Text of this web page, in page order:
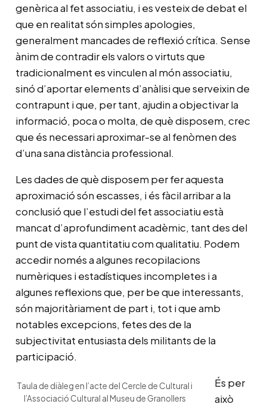
genèrica al fet associatiu, i es vesteix de debat el
que en realitat són simples apologies,
generalment mancades de reflexió crítica. Sense
ànim de contradir els valors o virtuts que
tradicionalment es vinculen al món associatiu,
sinó d’aportar elements d’anàlisi que serveixin de
contrapunt i que, per tant, ajudin a objectivar la
informació, poca o molta, de què disposem, crec
que és necessari aproximar-se al fenòmen des
d’una sana distància professional.
Les dades de què disposem per fer aquesta
aproximació són escasses, i és fàcil arribar a la
conclusió que l’estudi del fet associatiu està
mancat d’aprofundiment acadèmic, tant des del
punt de vista quantitatiu com qualitatiu. Podem
accedir només a algunes recopilacions
numèriques i estadístiques incompletes i a
algunes reflexions que, per be que interessants,
són majoritàriament de part i, tot i que amb
notables excepcions, fetes des de la
subjectivitat entusiasta dels militants de la
participació.
Taula de diàleg en l’acte del Cercle de Cultural i
l’Associació Cultural al Museu de Granollers
És per
això